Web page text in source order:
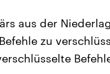
aus der
zu